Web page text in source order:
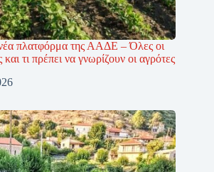
πλατφόρμα της ΑΑΔΕ – Όλες οι
τι πρέπει να γνωρίζουν οι αγρότες